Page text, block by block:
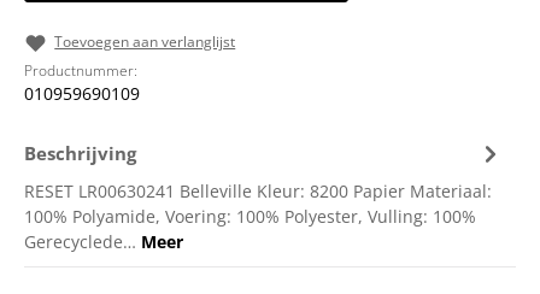
Toevoegen aan verlanglijst
Productnummer:
010959690109
Beschrijving
RESET LR00630241 Belleville Kleur: 8200 Papier Materiaal:
100% Polyamide, Voering: 100% Polyester, Vulling: 100%
Gerecyclede… Meer